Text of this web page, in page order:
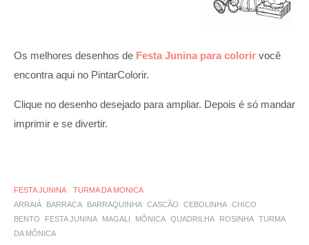
Os melhores desenhos de Festa Junina para colorir você
encontra aqui no PintarColorir.
Clique no desenho desejado para ampliar. Depois é só mandar
imprimir e se divertir.
FESTA JUNINA
TURMA DA MONICA
ARRAIÁ
BARRACA BARRAQUINHA CASCÃO CEBOLINHA CHICO
BENTO
FESTA JUNINA MAGALI MÔNICA QUADRILHA ROSINHA TURMA
DA MÔNICA